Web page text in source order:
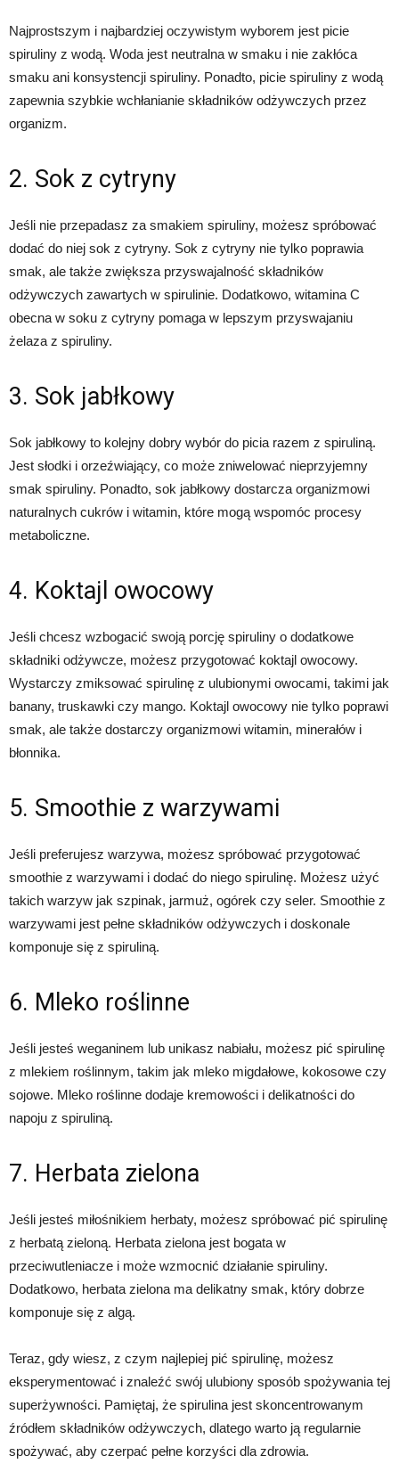
Najprostszym i najbardziej oczywistym wyborem jest picie
spiruliny z wodą. Woda jest neutralna w smaku i nie zakłóca
smaku ani konsystencji spiruliny. Ponadto, picie spiruliny z wodą
zapewnia szybkie wchłanianie składników odżywczych przez
organizm.
2. Sok z cytryny
Jeśli nie przepadasz za smakiem spiruliny, możesz spróbować
dodać do niej sok z cytryny. Sok z cytryny nie tylko poprawia
smak, ale także zwiększa przyswajalność składników
odżywczych zawartych w spirulinie. Dodatkowo, witamina C
obecna w soku z cytryny pomaga w lepszym przyswajaniu
żelaza z spiruliny.
3. Sok jabłkowy
Sok jabłkowy to kolejny dobry wybór do picia razem z spiruliną.
Jest słodki i orzeźwiający, co może zniwelować nieprzyjemny
smak spiruliny. Ponadto, sok jabłkowy dostarcza organizmowi
naturalnych cukrów i witamin, które mogą wspomóc procesy
metaboliczne.
4. Koktajl owocowy
Jeśli chcesz wzbogacić swoją porcję spiruliny o dodatkowe
składniki odżywcze, możesz przygotować koktajl owocowy.
Wystarczy zmiksować spirulinę z ulubionymi owocami, takimi jak
banany, truskawki czy mango. Koktajl owocowy nie tylko poprawi
smak, ale także dostarczy organizmowi witamin, minerałów i
błonnika.
5. Smoothie z warzywami
Jeśli preferujesz warzywa, możesz spróbować przygotować
smoothie z warzywami i dodać do niego spirulinę. Możesz użyć
takich warzyw jak szpinak, jarmuż, ogórek czy seler. Smoothie z
warzywami jest pełne składników odżywczych i doskonale
komponuje się z spiruliną.
6. Mleko roślinne
Jeśli jesteś weganinem lub unikasz nabiału, możesz pić spirulinę
z mlekiem roślinnym, takim jak mleko migdałowe, kokosowe czy
sojowe. Mleko roślinne dodaje kremowości i delikatności do
napoju z spiruliną.
7. Herbata zielona
Jeśli jesteś miłośnikiem herbaty, możesz spróbować pić spirulinę
z herbatą zieloną. Herbata zielona jest bogata w
przeciwutleniacze i może wzmocnić działanie spiruliny.
Dodatkowo, herbata zielona ma delikatny smak, który dobrze
komponuje się z algą.
Teraz, gdy wiesz, z czym najlepiej pić spirulinę, możesz
eksperymentować i znaleźć swój ulubiony sposób spożywania tej
superżywności. Pamiętaj, że spirulina jest skoncentrowanym
źródłem składników odżywczych, dlatego warto ją regularnie
spożywać, aby czerpać pełne korzyści dla zdrowia.